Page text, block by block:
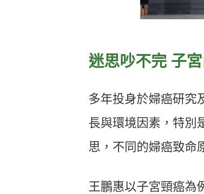
迷思吵不完 子
多年投身於婦癌研究
長與環境因素，特別
思，不同的婦癌致命
王鵬惠以子宮頸癌為